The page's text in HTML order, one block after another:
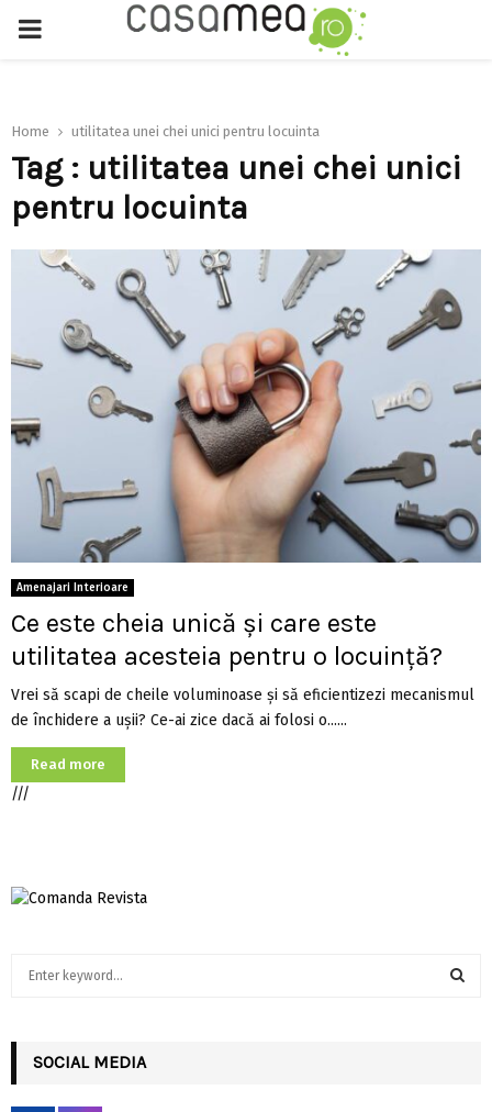
PRIMARY
Home utilitatea unei chei unici pentru locuinta
Tag : utilitatea unei chei unici
pentru locuinta
Amenajari Interioare
Ce este cheia unică și care este
utilitatea acesteia pentru o locuință?
Vrei să scapi de cheile voluminoase și să eficientizezi mecanismul
de închidere a ușii? Ce-ai zice dacă ai folosi o......
Read more
///
h
f
SOCIAL MEDIA